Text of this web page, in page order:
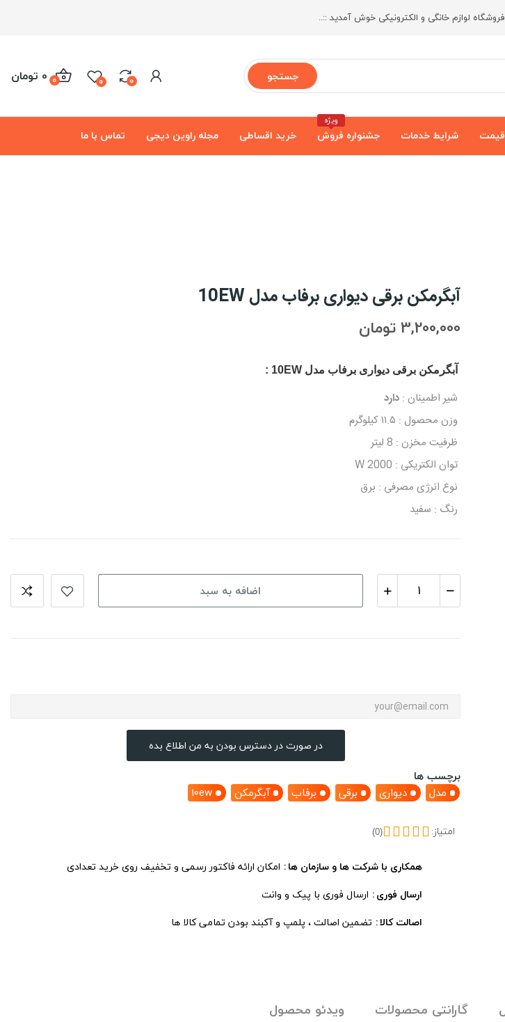
لوازم خانگی و الکترونیکی خوش آمدید ::..
جستجو 0
0 0 تومان 0
شرایط خدمات جشنواره فروش
ویژه
خرید اقساطی مجله راوین دیجی تماس با ما
آبگرمکن برقی دیواری برفاب مدل 10EW
3,200,000 تومان
آبگرمکن برقی دیواری برفاب مدل 10EW :
شیر اطمینان : دارد
وزن محصول : ۱۱.۵ کیلوگرم
ظرفیت مخزن : 8 لیتر
توان الکتریکی : 2000 W
نوع انرژی مصرفی : برق
رنگ : سفید
اضافه به سبد
در صورت در دسترس بودن به من اطلاع بده
برچسب ها
مدل
دیواری برقی برفاب آبگرمکن 10ew
امتیاز: (0)
همکاری با شرکت ها و سازمان ها امکان ارائه فاکتور رسمی و تخفیف روی خرید تعدادی
ارسال فوری ارسال فوری با پیک و وانت
اصالت کالا تضمین اصالت ، پلمپ و آکبند بودن تمامی کالا ها
گارانتی محصولات ویدئو محصول